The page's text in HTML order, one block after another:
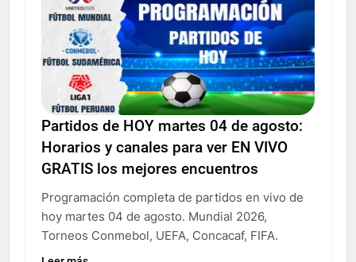
Partidos de HOY martes 04 de agosto:
Horarios y canales para ver EN VIVO
GRATIS los mejores encuentros
Programación completa de partidos en vivo de
hoy martes 04 de agosto. Mundial 2026,
Torneos Conmebol, UEFA, Concacaf, FIFA.